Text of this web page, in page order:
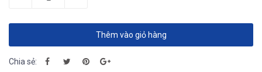
Thêm vào giỏ hàng
Chia sẻ: